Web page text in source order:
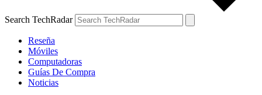
Search TechRadar
Reseña
Móviles
Computadoras
Guías De Compra
Noticias